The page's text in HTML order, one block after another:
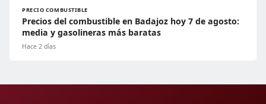
PRECIO COMBUSTIBLE
Precios del combustible en Badajoz hoy 7 de agosto:
media y gasolineras más baratas
Hace 2 días